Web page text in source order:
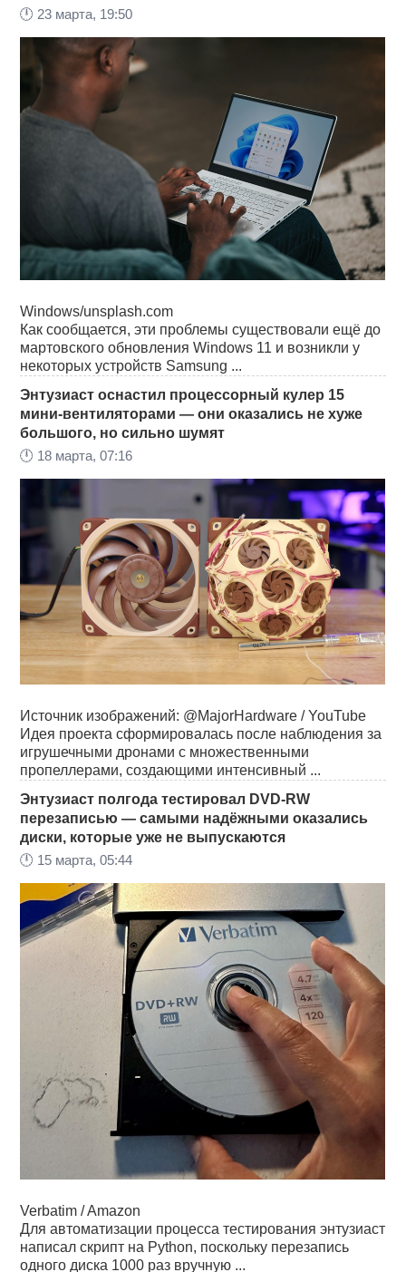
🕛 23 марта, 19:50
Windows/unsplash.com
Как сообщается, эти проблемы существовали ещё до
мартовского обновления Windows 11 и возникли у
некоторых устройств Samsung ...
Энтузиаст оснастил процессорный кулер 15
мини-вентиляторами — они оказались не хуже
большого, но сильно шумят
🕛 18 марта, 07:16
Источник изображений: @MajorHardware / YouTube
Идея проекта сформировалась после наблюдения за
игрушечными дронами с множественными
пропеллерами, создающими интенсивный ...
Энтузиаст полгода тестировал DVD-RW
перезаписью — самыми надёжными оказались
диски, которые уже не выпускаются
🕛 15 марта, 05:44
Verbatim / Amazon
Для автоматизации процесса тестирования энтузиаст
написал скрипт на Python, поскольку перезапись
одного диска 1000 раз вручную ...